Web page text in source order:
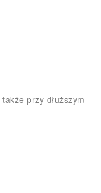
przy dłuższym